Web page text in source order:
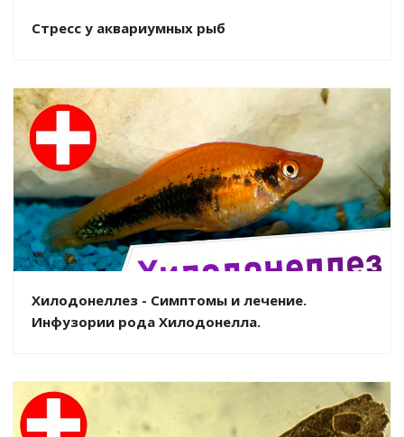
Стресс у аквариумных рыб
Хилодонеллез - Симптомы и лечение.
Инфузории рода Хилодонелла.